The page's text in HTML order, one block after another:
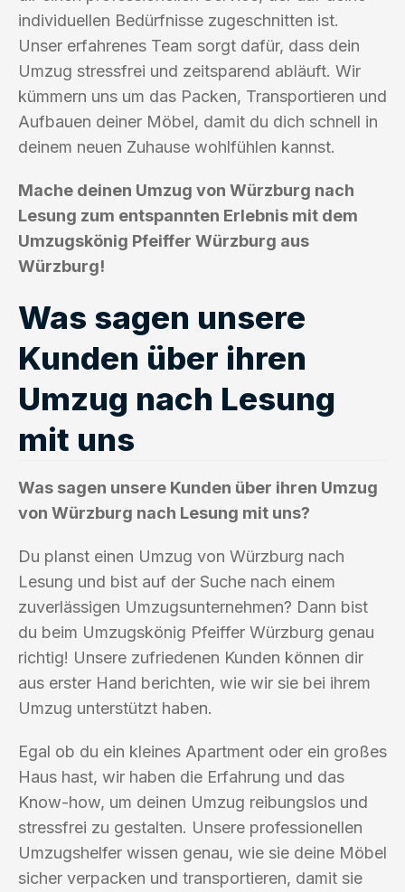
individuellen Bedürfnisse zugeschnitten ist.
Unser erfahrenes Team sorgt dafür, dass dein
Umzug stressfrei und zeitsparend abläuft. Wir
kümmern uns um das Packen, Transportieren und
Aufbauen deiner Möbel, damit du dich schnell in
deinem neuen Zuhause wohlfühlen kannst.
Mache deinen Umzug von Würzburg nach
Lesung zum entspannten Erlebnis mit dem
Umzugskönig Pfeiffer Würzburg aus
Würzburg!
Was sagen unsere
Kunden über ihren
Umzug nach Lesung
mit uns
Was sagen unsere Kunden über ihren Umzug
von Würzburg nach Lesung mit uns?
Du planst einen Umzug von Würzburg nach
Lesung und bist auf der Suche nach einem
zuverlässigen Umzugsunternehmen? Dann bist
du beim Umzugskönig Pfeiffer Würzburg genau
richtig! Unsere zufriedenen Kunden können dir
aus erster Hand berichten, wie wir sie bei ihrem
Umzug unterstützt haben.
Egal ob du ein kleines Apartment oder ein großes
Haus hast, wir haben die Erfahrung und das
Know-how, um deinen Umzug reibungslos und
stressfrei zu gestalten. Unsere professionellen
Umzugshelfer wissen genau, wie sie deine Möbel
sicher verpacken und transportieren, damit sie